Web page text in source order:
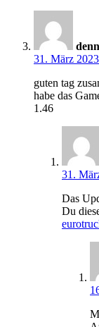
31. März
guten tag
habe das
1.46
31.
Das
Du